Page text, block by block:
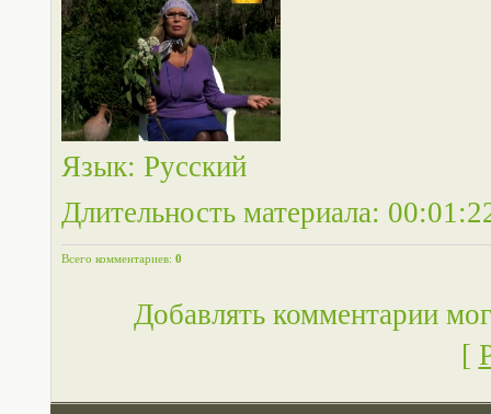
Язык: Русский
Длительность материала:
Всего комментариев: 0
Добавлять комментарии
[